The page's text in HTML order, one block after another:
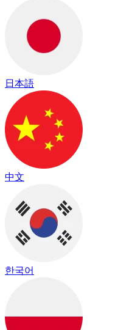
日本語
中文
한국어